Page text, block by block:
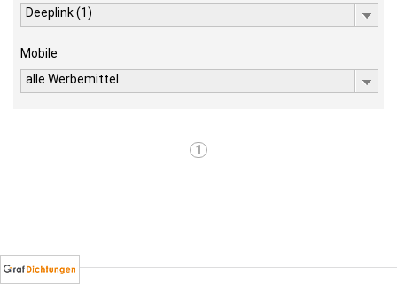
Deeplink (1)
Mobile
alle Werbemittel
1